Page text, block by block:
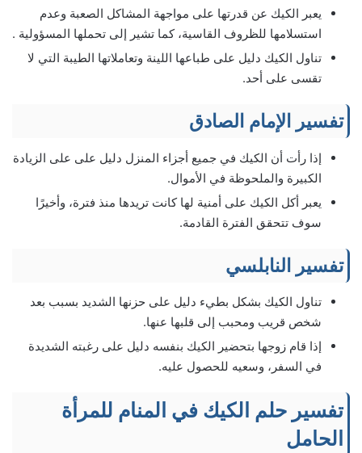
يعبر الكيك عن قدرتها على مواجهة المشاكل الصعبة وعدم
استسلامها للظروف القاسية، كما تشير إلى تحملها المسؤولية .
تناول الكيك دليل على طباعها اللينة وتعاملاتها الطيبة التي لا
تقسى على أحد.
تفسير الإمام الصادق
إذا رأت أن الكيك في جميع أجزاء المنزل دليل على على الزيادة
الكبيرة والملحوظة في الأموال.
يعبر أكل الكيك على أمنية لها كانت تريدها منذ فترة، وأخيرًا
سوف تتحقق الفترة القادمة.
تفسير النابلسي
تناول الكيك بشكل بطيء دليل على حزنها الشديد بسبب بعد
شخص قريب ومحبب إلى قلبها عنها.
إذا قام زوجها بتحضير الكيك بنفسه دليل على رغبته الشديدة
في السفر، وسعيه للحصول عليه.
تفسير حلم الكيك في المنام للمرأة
الحامل